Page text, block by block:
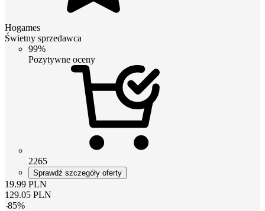
Hogames
Świetny sprzedawca
99%
Pozytywne oceny
2265
Sprawdź szczegóły oferty
19.99 PLN
129.05 PLN
-85%